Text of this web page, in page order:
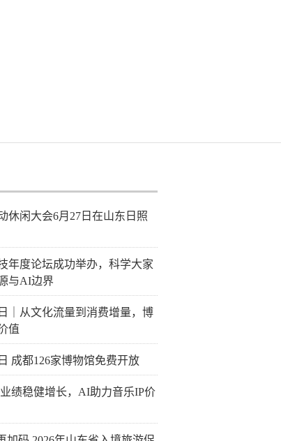
休闲大会6月27日在山东日照
年度论坛成功举办，科学大家
与AI边界
｜从文化流量到消费增量，博
值
成都126家博物馆免费开放
绩稳健增长，AI助力音乐IP价